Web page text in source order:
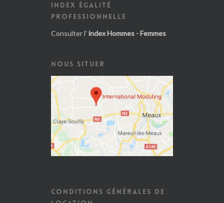
INDEX ÉGALITÉ
PROFESSIONNELLE
Consulter l' index Hommes - Femmes
NOUS SITUER
CONDITIONS GÉNÉRALES DE